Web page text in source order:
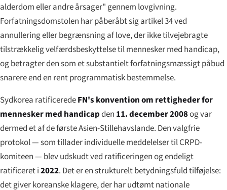
alderdom eller andre årsager" gennem lovgivning.
Forfatningsdomstolen har påberåbt sig artikel 34 ved
annullering eller begrænsning af love, der ikke tilvejebragte
tilstrækkelig velfærdsbeskyttelse til mennesker med handicap,
og betragter den som et substantielt forfatningsmæssigt påbud
snarere end en rent programmatisk bestemmelse.
Sydkorea ratificeredeFN's konvention om rettigheder for
mennesker med handicapden 11. december 2008og var
dermed et af de første Asien-Stillehavslande. Den valgfrie
protokol — som tillader individuelle meddelelser til CRPD-
komiteen — blev udskudt ved ratificeringen og endeligt
ratificeret i2022. Det er en strukturelt betydningsfuld tilføjelse:
det giver koreanske klagere, der har udtømt nationale